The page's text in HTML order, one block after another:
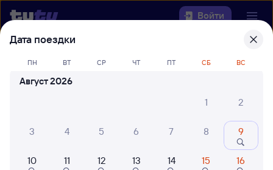
Войти
Выберите день, чтобы найтиж/д
билеты Чулымская — Коршуниха-
Ангарская
Дата поездки
ПН ВТ СР ЧТ ПТ СБ ВС
Август 2026
1
2
3 4 5 6 7 8 9
10 11 12 13 14 15 16